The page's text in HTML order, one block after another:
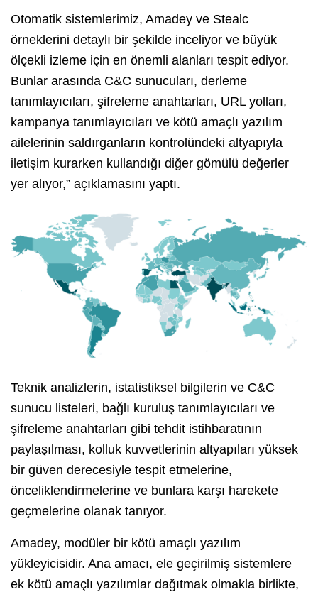
Otomatik sistemlerimiz, Amadey ve Stealc
örneklerini detaylı bir şekilde inceliyor ve büyük
ölçekli izleme için en önemli alanları tespit ediyor.
Bunlar arasında C&C sunucuları, derleme
tanımlayıcıları, şifreleme anahtarları, URL yolları,
kampanya tanımlayıcıları ve kötü amaçlı yazılım
ailelerinin saldırganların kontrolündeki altyapıyla
iletişim kurarken kullandığı diğer gömülü değerler
yer alıyor,” açıklamasını yaptı.
Teknik analizlerin, istatistiksel bilgilerin ve C&C
sunucu listeleri, bağlı kuruluş tanımlayıcıları ve
şifreleme anahtarları gibi tehdit istihbaratının
paylaşılması, kolluk kuvvetlerinin altyapıları yüksek
bir güven derecesiyle tespit etmelerine,
önceliklendirmelerine ve bunlara karşı harekete
geçmelerine olanak tanıyor.
Amadey, modüler bir kötü amaçlı yazılım
yükleyicisidir. Ana amacı, ele geçirilmiş sistemlere
ek kötü amaçlı yazılımlar dağıtmak olmakla birlikte,